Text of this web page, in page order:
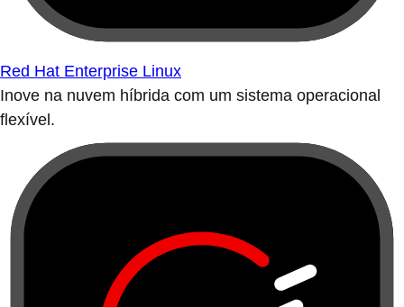
Red Hat Enterprise Linux
Inove na nuvem híbrida com um sistema operacional
flexível.